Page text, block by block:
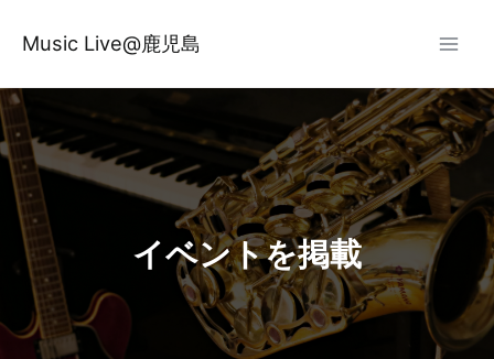
ス
キ
ッ
プ
Music Live@鹿児島
イベントを掲載